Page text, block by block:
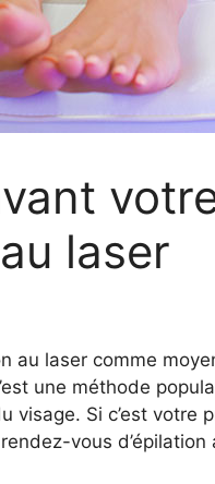
laser
au laser comme
une méthode
visage. Si c’est votre
vous d’épilation